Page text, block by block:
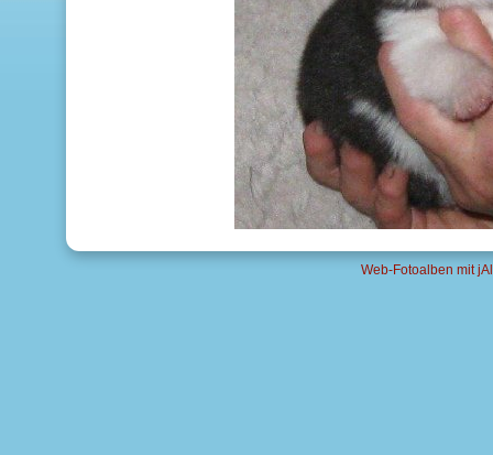
Web-Fotoalben mit